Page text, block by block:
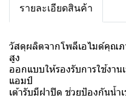
รายละเอียดสินค้า
วัสดุผลิตจากโพลีเอไมด์คุณ
สูง
ออกแบบให้รองรับการใช้งา
แอมป์
เต้ารับมีฝาปิด ช่วยป้องกันน้